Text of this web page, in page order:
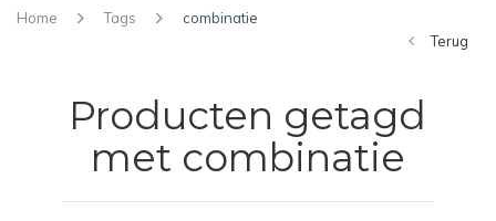
Home Tags
combinatie
Terug
Producten getagd
met combinatie